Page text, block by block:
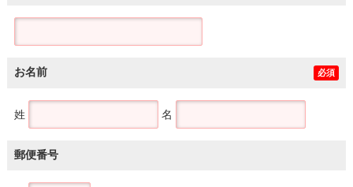
お名前 必須
姓 名
郵便番号